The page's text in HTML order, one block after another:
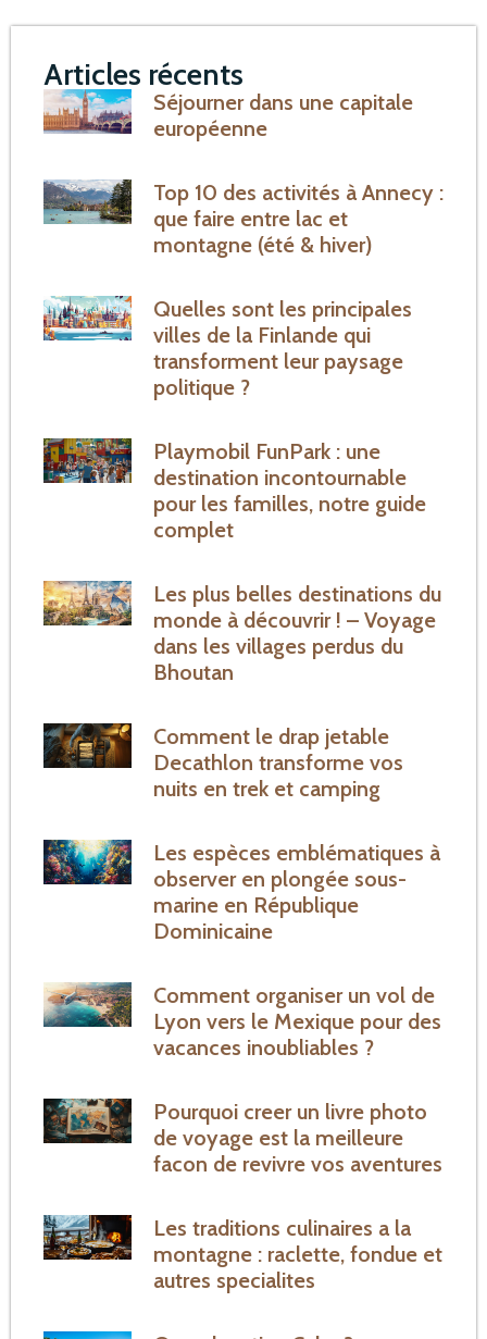
Articles récents
Séjourner dans une capitale
européenne
Top 10 des activités à Annecy :
que faire entre lac et
montagne (été & hiver)
Quelles sont les principales
villes de la Finlande qui
transforment leur paysage
politique ?
Playmobil FunPark : une
destination incontournable
pour les familles, notre guide
complet
Les plus belles destinations du
monde à découvrir ! – Voyage
dans les villages perdus du
Bhoutan
Comment le drap jetable
Decathlon transforme vos
nuits en trek et camping
Les espèces emblématiques à
observer en plongée sous-
marine en République
Dominicaine
Comment organiser un vol de
Lyon vers le Mexique pour des
vacances inoubliables ?
Pourquoi creer un livre photo
de voyage est la meilleure
facon de revivre vos aventures
Les traditions culinaires a la
montagne : raclette, fondue et
autres specialites